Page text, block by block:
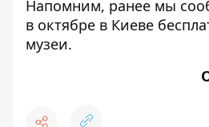
Напомним, ранее мы
в октябре в Киеве
музеи.